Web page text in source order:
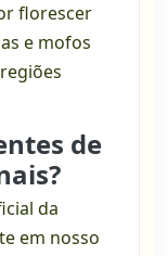
florescer
e mofos
de
da
em nosso